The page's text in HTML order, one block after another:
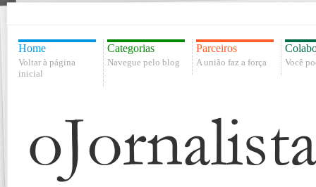
Home
Voltar à página
inicial
Categorias
Navegue pelo blog
Parceiros
A união faz a força Você